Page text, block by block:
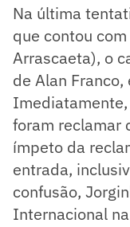
Na última
que contou
Arrascaeta), o
de Alan
foram reclamar
ímpeto da
entrada,
confusão,
Internacional